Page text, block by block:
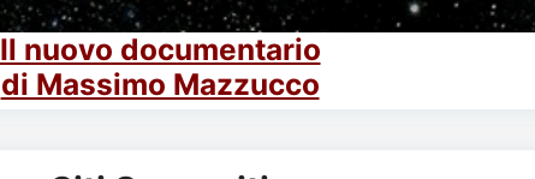
Il nuovo documentario
di Massimo Mazzucco